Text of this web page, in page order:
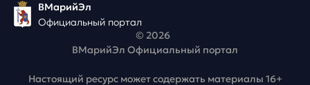
ВМарийЭл
Официальный портал
© 2026
ВМарийЭл Официальный портал
Настоящий ресурс может содержать материалы 16+